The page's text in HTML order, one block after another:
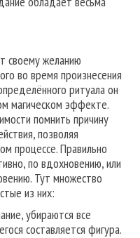
своему желанию
во время произнесения
ритуала он
магическом эффекте.
помнить причину
позволяя
процессе. Правильно
по вдохновению, или
Тут множество
из них:
убираются все
составляется фигура.